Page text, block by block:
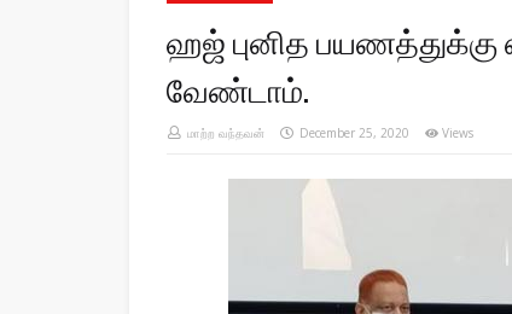
ஹஜ் புனித
வேண்டாம்.
மாற்ற வந்தவன் December 25, 2020 Views